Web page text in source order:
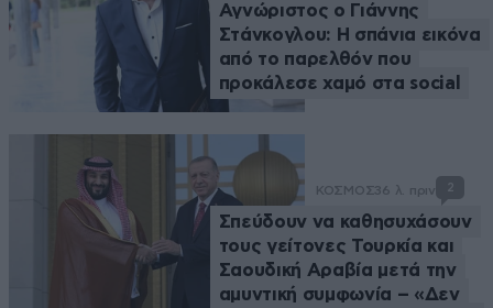
Αγνώριστος ο Γιάννης
Στάνκογλου: Η σπάνια εικόνα
από το παρελθόν που
προκάλεσε χαμό στα social
ΚΟΣΜΟΣ36 λ. πριν 2
Σπεύδουν να καθησυχάσουν
τους γείτονες Τουρκία και
Σαουδική Αραβία μετά την
αμυντική συμφωνία – «Δεν